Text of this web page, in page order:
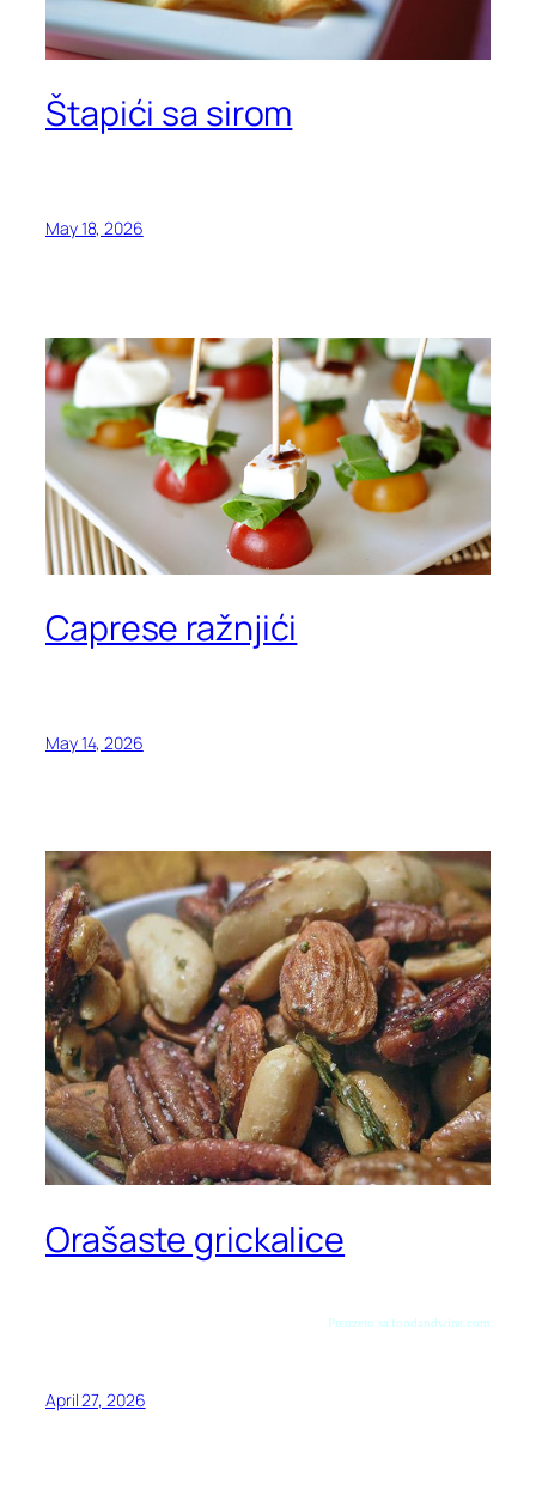
Štapići sa sirom
May 18, 2026
Caprese ražnjići
May 14, 2026
Orašaste grickalice
Preuzeto sa foodandwine.com
April 27, 2026